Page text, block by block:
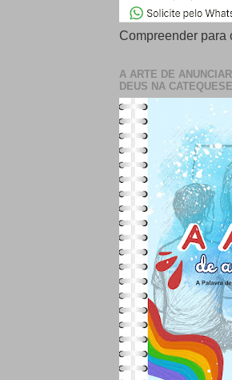
Compreender para
A ARTE DE
DEUS NA CATEQUESE